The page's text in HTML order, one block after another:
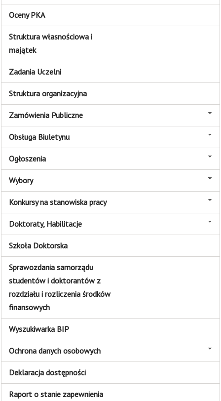
Oceny PKA
Struktura własnościowa i
majątek
Zadania Uczelni
Struktura organizacyjna
Zamówienia Publiczne
Obsługa Biuletynu
Ogłoszenia
Wybory
Konkursy na stanowiska pracy
Doktoraty, Habilitacje
Szkoła Doktorska
Sprawozdania samorządu
studentów i doktorantów z
rozdziału i rozliczenia środków
finansowych
Wyszukiwarka BIP
Ochrona danych osobowych
Deklaracja dostępności
Raport o stanie zapewnienia